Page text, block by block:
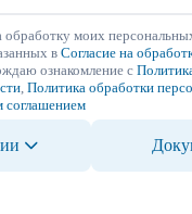
обработку моих
в Согласие на
ознакомление с
Политика обработки
соглашением